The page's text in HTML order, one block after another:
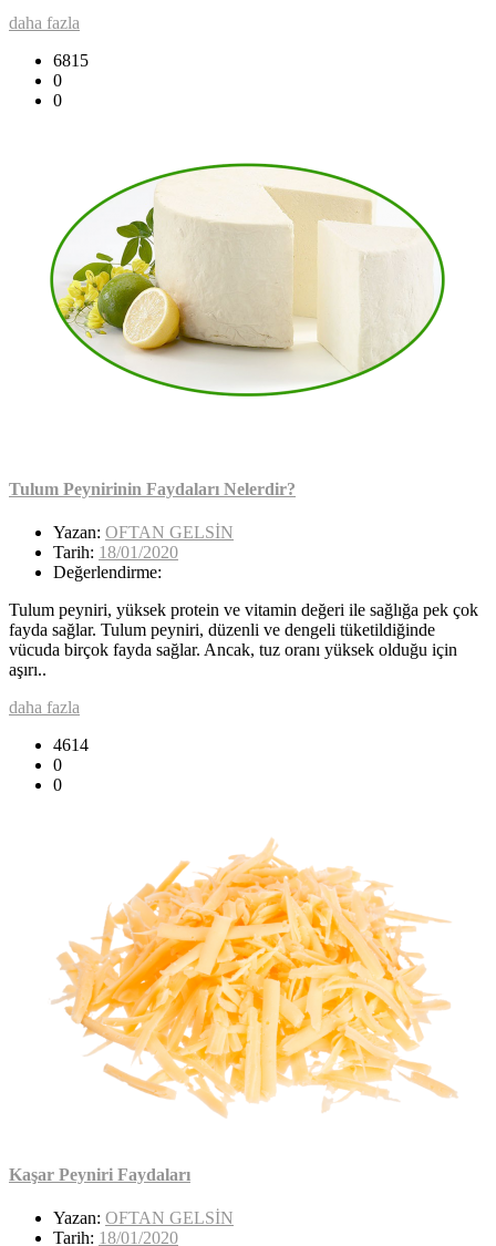
daha fazla
6815
0
0
Tulum Peynirinin Faydaları Nelerdir?
Yazan: OFTAN GELSİN
Tarih: 18/01/2020
Değerlendirme:
Tulum peyniri, yüksek protein ve vitamin değeri ile sağlığa pek çok
fayda sağlar. Tulum peyniri, düzenli ve dengeli tüketildiğinde
vücuda birçok fayda sağlar. Ancak, tuz oranı yüksek olduğu için
aşırı..
daha fazla
4614
0
0
Kaşar Peyniri Faydaları
Yazan: OFTAN GELSİN
Tarih: 18/01/2020